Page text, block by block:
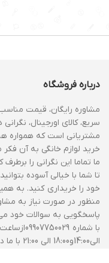
درباره فروشگاه
مشاوره رایگان، قیمت
سریع، کالای اورجینال،
مشتریانی است که همواره
خرید لوازم خانگی به آن فکر
ما تماما این نگرانی را برطرف
تا شما با خیالی آسوده بتوانید
خود را خریداری کنید. به
منظور در صورت نیاز به
پاسخگویی به سوالات خود